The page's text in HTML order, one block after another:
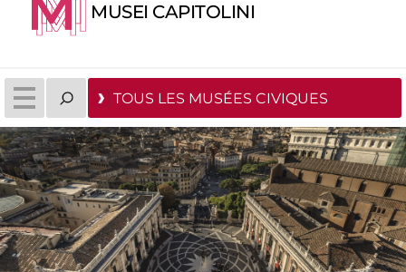
MUSEI CAPITOLINI
TOUS LES MUSÉES CIVIQUES